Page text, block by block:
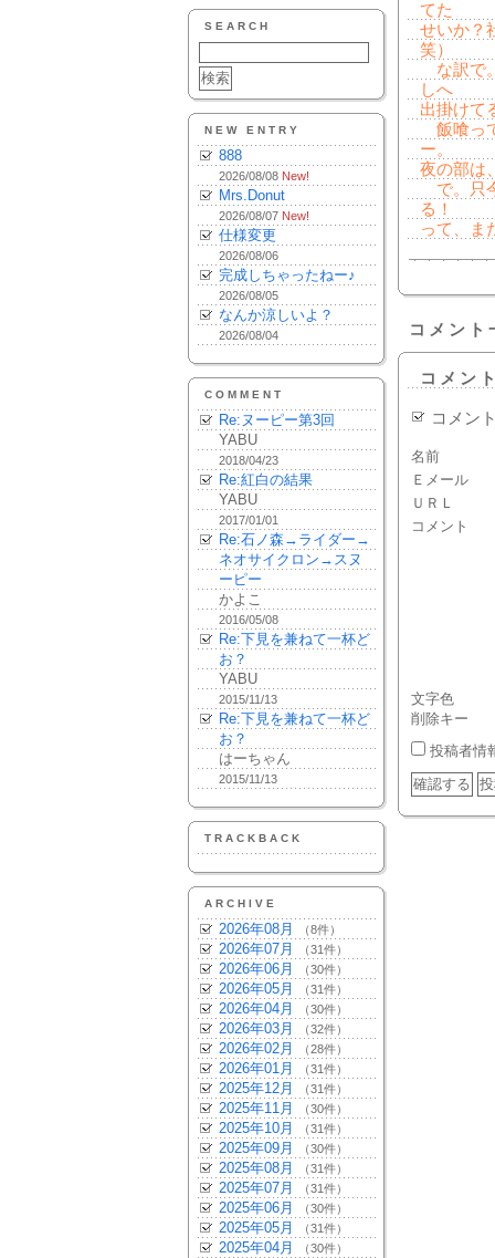
SEARCH
NEW ENTRY
888
2026/08/08 New!
Mrs.Donut
2026/08/07 New!
仕様変更
2026/08/06
完成しちゃったねー♪
2026/08/05
なんか涼しいよ？
2026/08/04
COMMENT
Re:ヌーピー第3回
YABU
2018/04/23
Re:紅白の結果
YABU
2017/01/01
Re:石ノ森→ライダー→
ネオサイクロン→スヌ
ーピー
かよこ
2016/05/08
Re:下見を兼ねて一杯ど
お？
YABU
2015/11/13
Re:下見を兼ねて一杯ど
お？
はーちゃん
2015/11/13
TRACKBACK
ARCHIVE
2026年08月 （8件）
2026年07月 （31件）
2026年06月 （30件）
2026年05月 （31件）
2026年04月 （30件）
2026年03月 （32件）
2026年02月 （28件）
2026年01月 （31件）
2025年12月 （31件）
2025年11月 （30件）
2025年10月 （31件）
2025年09月 （30件）
2025年08月 （31件）
2025年07月 （31件）
2025年06月 （30件）
2025年05月 （31件）
2025年04月 （30件）
てた
せいか？
笑）
な訳で
しへ
出掛けて
飯喰っ
ー。
夜の部は
で。只
る！
って、ま
コメント
コメン
コメン
名前
Ｅメール
ＵＲＬ
コメント
文字色
削除キー
投稿者情